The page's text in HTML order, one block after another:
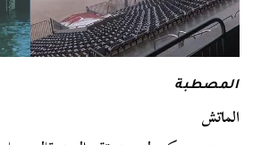
المصطبة
الماتش